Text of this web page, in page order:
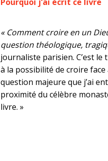
« Comment croire en un
question théologique,
journaliste parisien. C’est
à la possibilité de croire
question majeure que j’ai
proximité du célèbre
livre. »